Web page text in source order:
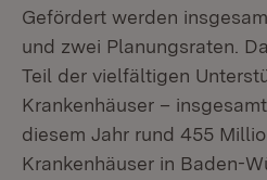
Gefördert werden
und zwei Planungsraten.
Teil der vielfältigen
Krankenhäuser –
diesem Jahr rund 455
Krankenhäuser in Baden-